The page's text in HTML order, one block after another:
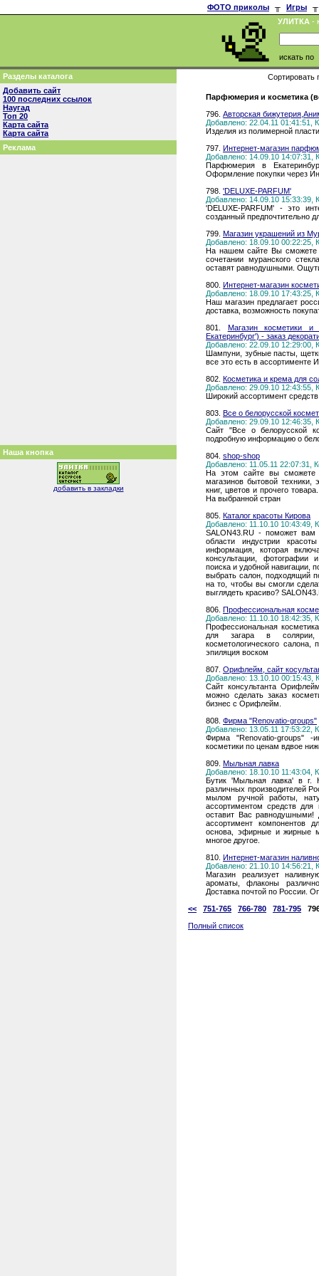
ФОТО приколы ╥ Игры
╥
УЛИТКА -
искать по
Разделы каталога
Добавить сайт
100 последних ссылок
Наугад
Топ 20
Карта сайта
Карта сайта
Реклама
Наша кнопка
добавить в закладки
Сортировать
Парфюмерия и косметика
796. Авторская
Добавлено: 22.04.11 01:41:51,
Изделия из полимерной
797. Интернет-магазин
Добавлено: 14.09.10 14:07:31,
Парфюмерия в
Оформление покупки через
798. 'DELUXE-PARFUM'
Добавлено: 14.09.10 15:33:39,
'DELUXE-PARFUM' - это
созданный предпочтительно
799. Магазин украшений из
Добавлено: 18.09.10 00:22:25,
На нашем сайте Вы сможете
сочетании муранского
оставят равнодушными.
800. Интернет-магазин
Добавлено: 18.09.10 17:43:25,
Наш магазин предлагает
доставка, возможность
801. Магазин косметики
Екатеринбург') - заказ
Добавлено: 22.09.10 12:29:00,
Шампуни, зубные пасты,
все это есть в ассортименте
802. Косметика и крема для
Добавлено: 29.09.10 12:43:55,
Широкий ассортимент
803. Все о белорусской
Добавлено: 29.09.10 12:46:35,
Сайт "Все о белорусской
подробную информацию о
804. shop-shop
Добавлено: 11.05.11 22:07:31,
На этом сайте вы сможете
магазинов бытовой
книг, цветов и прочего
На выбранной стран
805. Каталог красоты Кирова
Добавлено: 11.10.10 10:43:49,
SALON43.RU - поможет
области индустрии
информация, которая
консультации, фотографии
поиска и удобной навигации,
выбрать салон, подходящий
на то, чтобы вы смогли
выглядеть красиво?
806. Профессиональная
Добавлено: 11.10.10 18:42:35,
Профессиональная
для загара в солярии,
косметологического
эпиляция воском
807. Орифлейм, сайт
Добавлено: 13.10.10 00:15:43,
Сайт консультанта
можно сделать заказ
бизнес с Орифлейм.
808. Фирма "Renovatio-groups"
Добавлено: 13.05.11 17:53:22,
Фирма "Renovatio-groups" -
косметики по ценам вдвое
809. Мыльная лавка
Добавлено: 18.10.10 11:43:04,
Бутик 'Мыльная лавка' в г.
различных производителей
мылом ручной работы,
ассортиментом средств
оставит Вас
ассортимент компонентов
основа, эфирные и жирные
многое другое.
810. Интернет-магазин
Добавлено: 21.10.10 14:56:21,
Магазин реализует
ароматы, флаконы
Доставка почтой по России.
<<
751-765 766-780 781-795
Полный список